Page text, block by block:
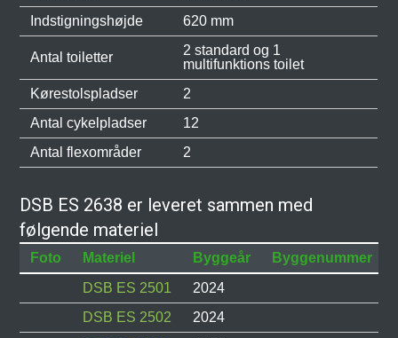
Indstigningshøjde
620 mm
Antal toiletter
2 standard og 1
multifunktions toilet
Kørestolspladser
2
Antal cykelpladser
12
Antal flexområder
2
DSB ES 2638 er leveret sammen med
følgende materiel
Foto Materiel Byggeår Byggenummer
DSB ES 2501
2024
DSB ES 2502
2024